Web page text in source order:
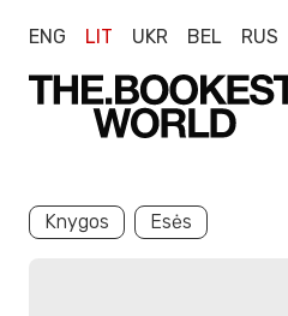
ENG LIT UKR BEL RUS
Knygos Esės